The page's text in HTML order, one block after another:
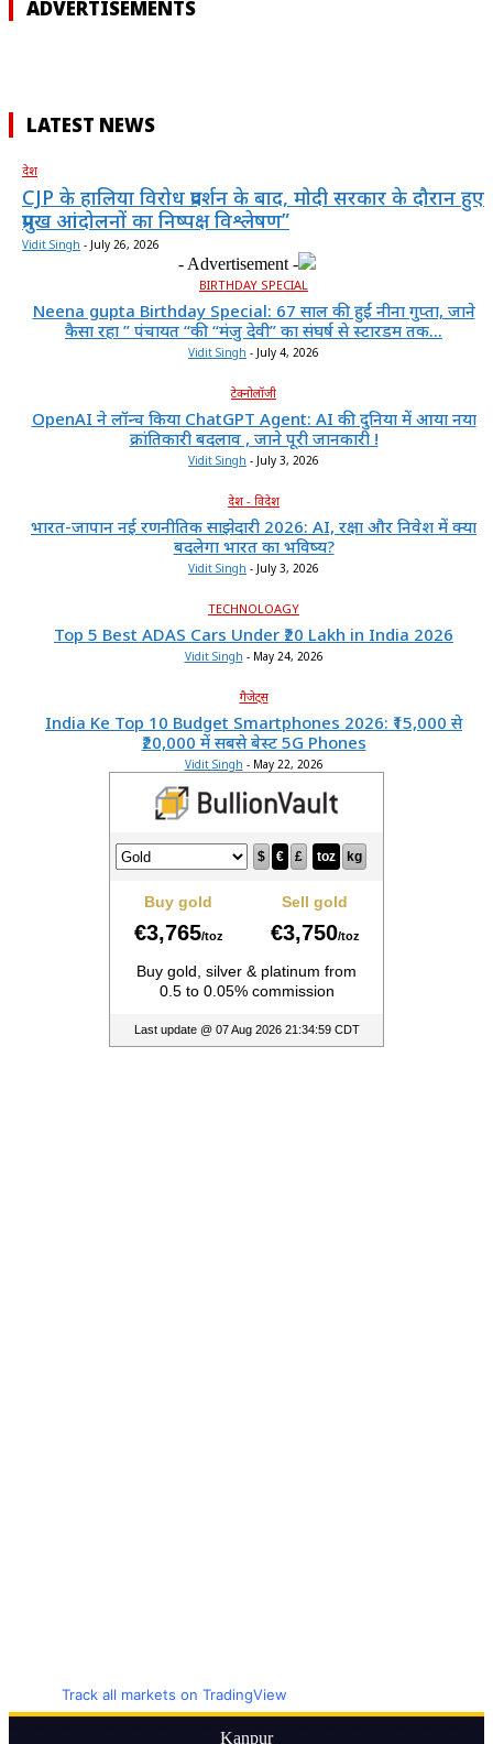
ADVERTISEMENTS
LATEST NEWS
देश
CJP के हालिया विरोध प्रदर्शन के बाद, मोदी सरकार के दौरान हुए
प्रमुख आंदोलनों का निष्पक्ष विश्लेषण”
Vidit Singh - July 26, 2026
- Advertisement -
BIRTHDAY SPECIAL
Neena gupta Birthday Special: 67 साल की हुईं नीना गुप्ता, जाने
कैसा रहा ” पंचायत “की “मंजु देवी” का संघर्ष से स्टारडम तक...
Vidit Singh - July 4, 2026
टेक्नोलॉजी
OpenAI ने लॉन्च किया ChatGPT Agent: AI की दुनिया में आया नया
क्रांतिकारी बदलाव , जाने पूरी जानकारी !
Vidit Singh - July 3, 2026
देश - विदेश
भारत-जापान नई रणनीतिक साझेदारी 2026: AI, रक्षा और निवेश में क्या
बदलेगा भारत का भविष्य?
Vidit Singh - July 3, 2026
TECHNOLOAGY
Top 5 Best ADAS Cars Under ₹20 Lakh in India 2026
Vidit Singh - May 24, 2026
गैजेट्स
India Ke Top 10 Budget Smartphones 2026: ₹15,000 से
₹20,000 में सबसे बेस्ट 5G Phones
Vidit Singh - May 22, 2026
Track all markets on TradingView
Kanpur